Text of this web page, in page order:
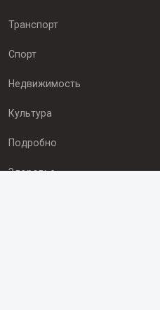
Транспорт
Спорт
Недвижимость
Культура
Подробно
Здоровье